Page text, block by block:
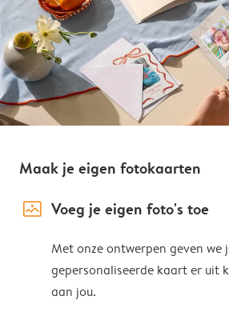
Maak je eigen fotokaarten
image_placeholder Voeg je eigen foto's toe
Met onze ontwerpen geven we
gepersonaliseerde kaart er uit
aan jou.